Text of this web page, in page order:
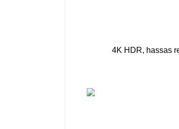
4K HDR, hassas